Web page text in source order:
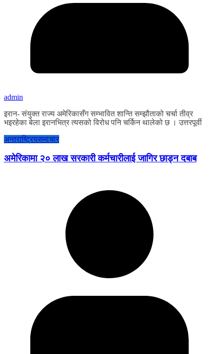
admin
इरान- संयुक्त राज्य अमेरिकासँग सम्भावित शान्ति सम्झौताको चर्चा तीव्र
भइरहेका बेला इरानभित्र त्यसको विरोध पनि चर्किन थालेको छ । उत्तरपूर्वी
अन्तराष्ट्रियसमाचार
अमेरिकामा २० लाख सरकारी कर्मचारीलाई जागिर छाड्न दबाब